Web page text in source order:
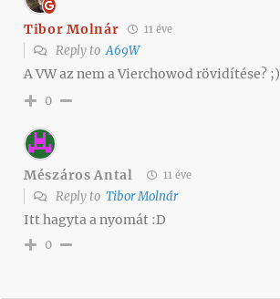
Tibor Molnár 11 éve
Reply toA69W
A VW az nem a Vierchowod rövidítése? ;)
0
Mészáros Antal 11 éve
Reply to Tibor Molnár
Itt hagyta a nyomát :D
0